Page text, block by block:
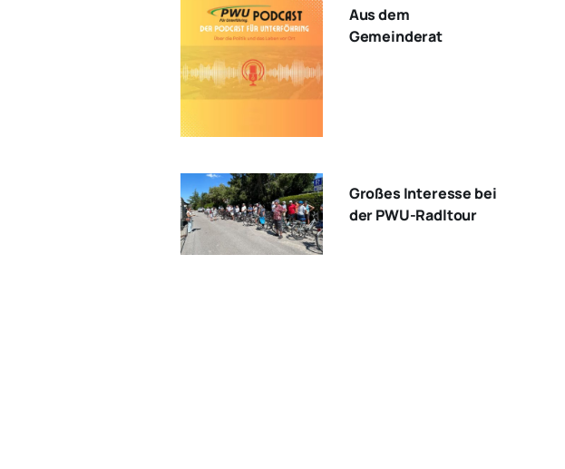
Aus dem
Gemeinderat
Großes Interesse bei
der PWU-Radltour